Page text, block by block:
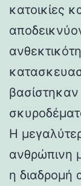
κατοικίες
Η
ανθρώπινη
η διαδρομή